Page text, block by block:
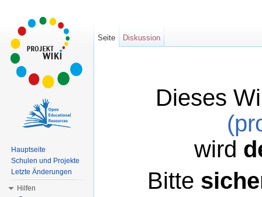
Dieses
wird
Bitte
Seite Diskussion
Hauptseite
Schulen und Projekte
Letzte Änderungen
Hilfen